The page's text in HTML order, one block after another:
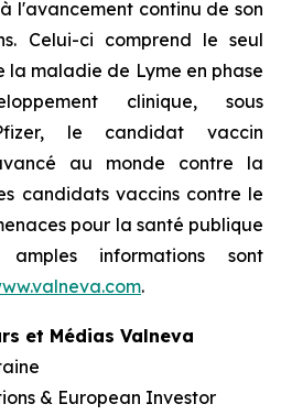
l'avancement continu de son
Celui-ci comprend le seul
maladie de Lyme en phase
clinique, sous
le candidat vaccin
au monde contre la
candidats vaccins contre le
pour la santé publique
informations sont
.
et Médias Valneva
& European Investor